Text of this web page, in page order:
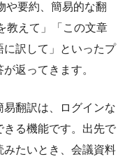
や要約、簡易的な翻
教えて」「この文章
に訳して」といったプ
返ってきます。
翻訳は、ログインな
きる機能です。出先で
たいとき、会議資料